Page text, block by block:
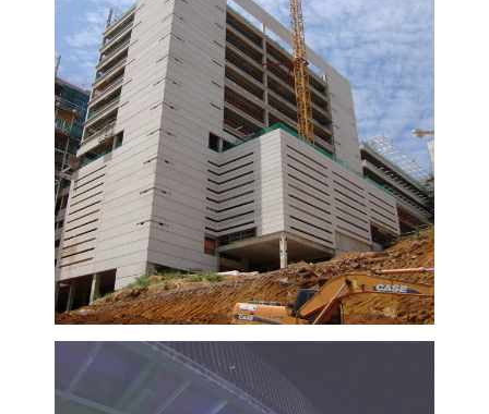
VISUALIZZA